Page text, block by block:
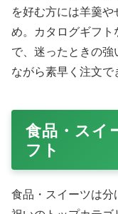
を好む方には羊羹
め。カタログギフ
で、迷ったときの
ながら素早く注文で
食品・スイ
フト
食品・スイーツは